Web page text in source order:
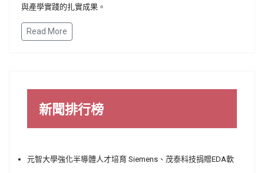
與產學實踐的扎實成果。
Read More
新聞排行榜
元智大學強化半導體人才培育 Siemens、茂泰科技捐贈EDA軟